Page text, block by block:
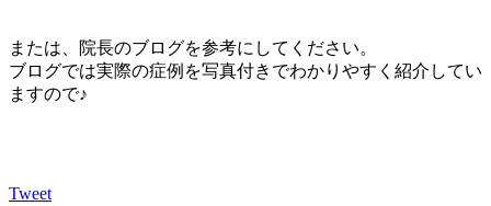
または、院長のブログを参考にしてください。
ブログでは実際の症例を写真付きでわかりやすく紹介してい
ますので♪
Tweet